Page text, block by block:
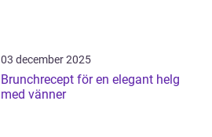
03 december 2025
Brunchrecept för en elegant helg
med vänner